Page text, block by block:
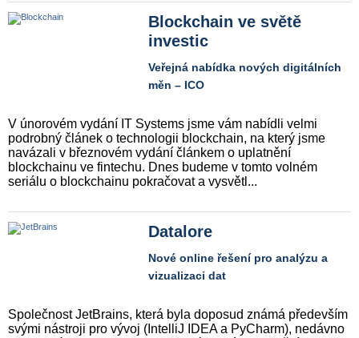
Blockchain ve světě
investic
Veřejná nabídka nových digitálních
měn – ICO
V únorovém vydání IT Systems jsme vám nabídli velmi
podrobný článek o technologii blockchain, na který jsme
navázali v březnovém vydání článkem o uplatnění
blockchainu ve fintechu. Dnes budeme v tomto volném
seriálu o blockchainu pokračovat a vysvětl...
Datalore
Nové online řešení pro analýzu a
vizualizaci dat
Společnost JetBrains, která byla doposud známá především
svými nástroji pro vývoj (IntelliJ IDEA a PyCharm), nedávno